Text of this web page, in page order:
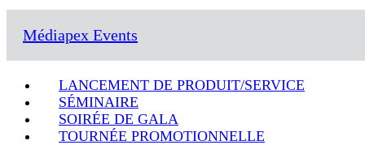
Médiapex Events
LANCEMENT DE PRODUIT/SERVICE
SÉMINAIRE
SOIRÉE DE GALA
TOURNÉE PROMOTIONNELLE